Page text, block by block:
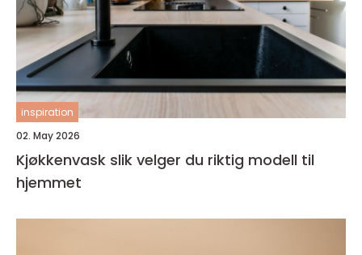
inspiration
02. May 2026
Kjøkkenvask slik velger du riktig modell til
hjemmet